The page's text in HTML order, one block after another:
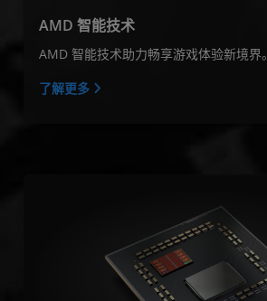
AMD 智能技术
AMD 智能技术助力畅享游戏体验新境界。
了解更多